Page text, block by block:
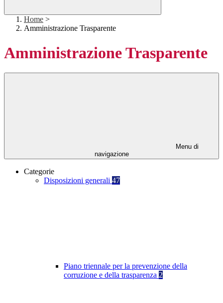
Home >
Amministrazione Trasparente
Amministrazione Trasparente
Menu di
navigazione
Categorie
Disposizioni generali 47
Piano triennale per la prevenzione della
corruzione e della trasparenza 2